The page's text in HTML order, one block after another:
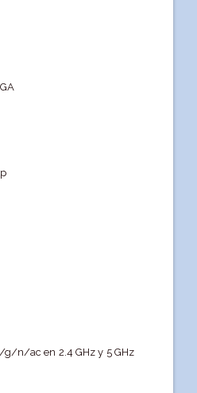
n/ac en 2.4 GHz y 5 GHz